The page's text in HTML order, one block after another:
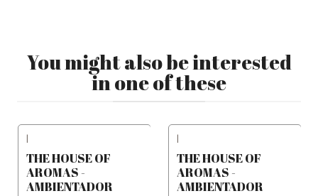
You might also be interested
in one of these
|
THE HOUSE OF
AROMAS -
AMBIENTADOR
|
THE HOUSE OF
AROMAS -
AMBIENTADOR